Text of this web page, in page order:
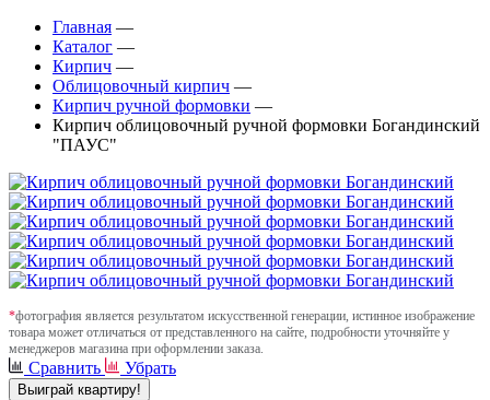
Главная —
Каталог —
Кирпич —
Облицовочный кирпич —
Кирпич ручной формовки —
Кирпич облицовочный ручной формовки Богандинский
"ПАУС"
*фотография является результатом искусственной генерации, истинное изображение
товара может отличаться от представленного на сайте, подробности уточняйте у
менеджеров магазина при оформлении заказа.
Сравнить Убрать
Выиграй квартиру!